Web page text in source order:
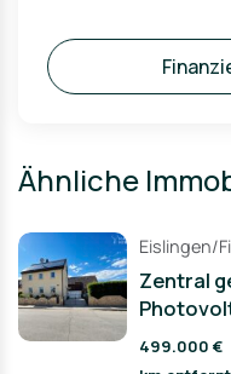
Ähnliche
Eislingen/
Zentral
499.000 €